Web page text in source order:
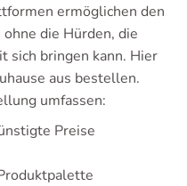
ermöglichen den
die Hürden, die
sich bringen kann. Hier
aus bestellen.
umfassen:
Preise